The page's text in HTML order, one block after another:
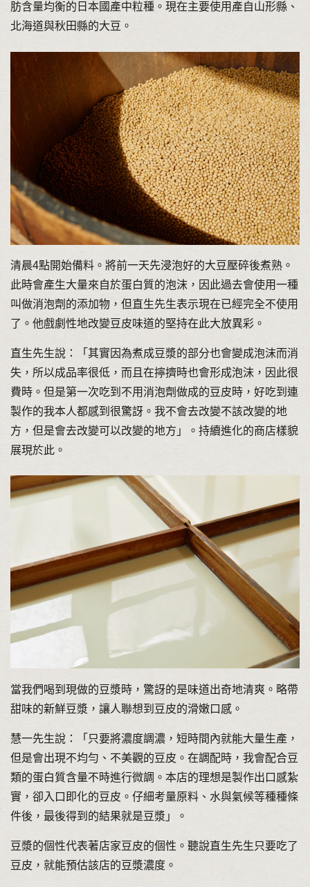
肪含量均衡的日本國產中粒種。現在主要使用產自山形縣、
北海道與秋田縣的大豆。
清晨4點開始備料。將前一天先浸泡好的大豆壓碎後煮熟。
此時會產生大量來自於蛋白質的泡沫，因此過去會使用一種
叫做消泡劑的添加物，但直生先生表示現在已經完全不使用
了。他戲劇性地改變豆皮味道的堅持在此大放異彩。
直生先生說：「其實因為煮成豆漿的部分也會變成泡沫而消
失，所以成品率很低，而且在擰擠時也會形成泡沫，因此很
費時。但是第一次吃到不用消泡劑做成的豆皮時，好吃到連
製作的我本人都感到很驚訝。我不會去改變不該改變的地
方，但是會去改變可以改變的地方」。持續進化的商店樣貌
展現於此。
當我們喝到現做的豆漿時，驚訝的是味道出奇地清爽。略帶
甜味的新鮮豆漿，讓人聯想到豆皮的滑嫩口感。
慧一先生說：「只要將濃度調濃，短時間內就能大量生產，
但是會出現不均勻、不美觀的豆皮。在調配時，我會配合豆
類的蛋白質含量不時進行微調。本店的理想是製作出口感紮
實，卻入口即化的豆皮。仔細考量原料、水與氣候等種種條
件後，最後得到的結果就是豆漿」。
豆漿的個性代表著店家豆皮的個性。聽說直生先生只要吃了
豆皮，就能預估該店的豆漿濃度。